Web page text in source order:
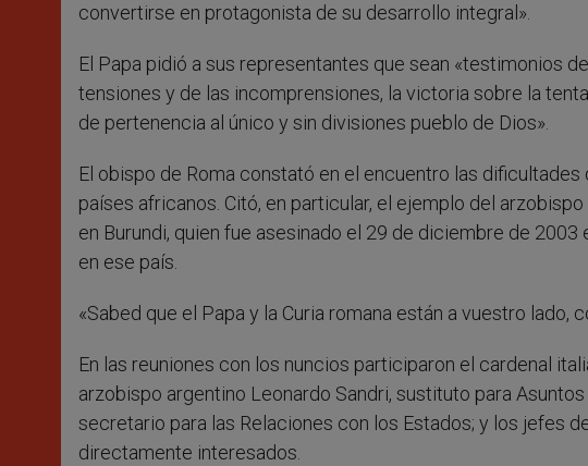
convertirse en protagonista de su desarrollo integral».
El Papa pidió a sus representantes que sean «testimonios
tensiones y de las incomprensiones, la victoria sobre la
de pertenencia al único y sin divisiones pueblo de Dios».
El obispo de Roma constató en el encuentro las
países africanos. Citó, en particular, el ejemplo del
en Burundi, quien fue asesinado el 29 de diciembre de
en ese país.
«Sabed que el Papa y la Curia romana están a vuestro
En las reuniones con los nuncios participaron el cardenal
arzobispo argentino Leonardo Sandri, sustituto para
secretario para las Relaciones con los Estados; y los jefes
directamente interesados.